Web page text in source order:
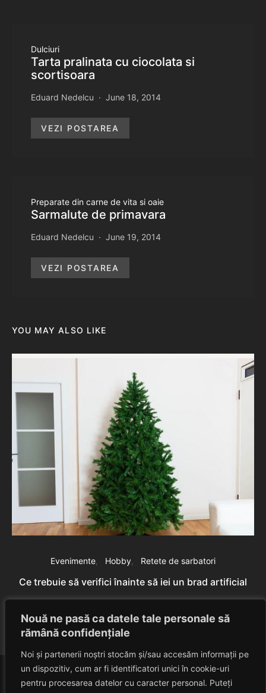
Nouă ne pasă ca datele tale personale să
rămână confidențiale
Noi și partenerii noștri stocăm și/sau accesăm informații pe
un dispozitiv, cum ar fi identificatori unici în cookie-uri
pentru procesarea datelor cu caracter personal. Puteți
Dulciuri
Tarta pralinata cu ciocolata si
scortisoara
Eduard Nedelcu June 18, 2014
VEZI POSTAREA
Preparate din carne de vita si oaie
Sarmalute de primavara
Eduard Nedelcu June 19, 2014
VEZI POSTAREA
YOU MAY ALSO LIKE
Evenimente Hobby Retete de sarbatori
Ce trebuie să verifici înainte să iei un brad artificial
Rares Szabo November 18, 2025